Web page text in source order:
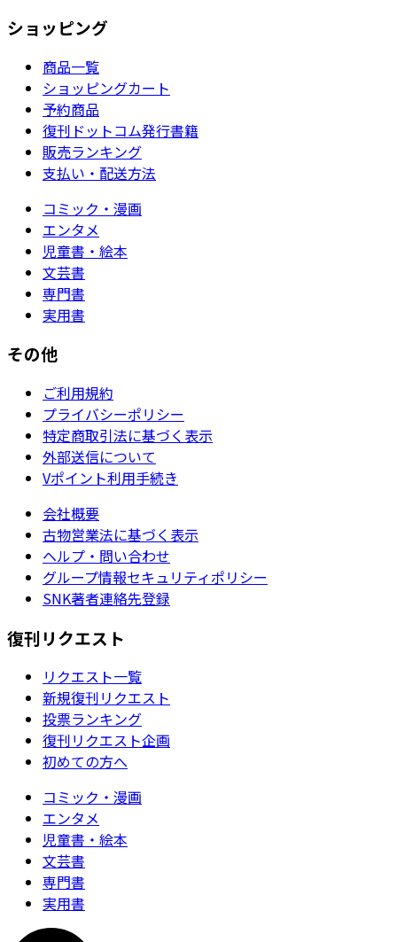
ショッピング
商品一覧
ショッピングカート
予約商品
復刊ドットコム発行書籍
販売ランキング
支払い・配送方法
コミック・漫画
エンタメ
児童書・絵本
文芸書
専門書
実用書
その他
ご利用規約
プライバシーポリシー
特定商取引法に基づく表示
外部送信について
Vポイント利用手続き
会社概要
古物営業法に基づく表示
ヘルプ・問い合わせ
グループ情報セキュリティポリシー
SNK著者連絡先登録
復刊リクエスト
リクエスト一覧
新規復刊リクエスト
投票ランキング
復刊リクエスト企画
初めての方へ
コミック・漫画
エンタメ
児童書・絵本
文芸書
専門書
実用書